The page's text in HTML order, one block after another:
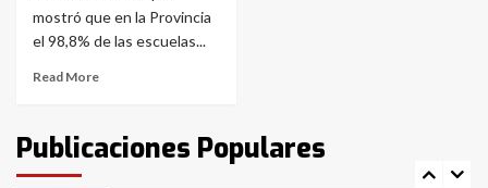
mostró que en la Provincia
el 98,8% de las escuelas...
Read More
Publicaciones Populares
6
con lluvias y heladas, en gran parte
de la provincia
fueron detenidos por
comercialización de drogas en la
tarde del sábado